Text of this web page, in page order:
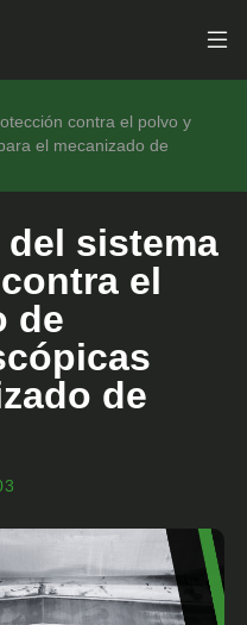
contra el polvo y
el mecanizado de
sistema
el
de
de